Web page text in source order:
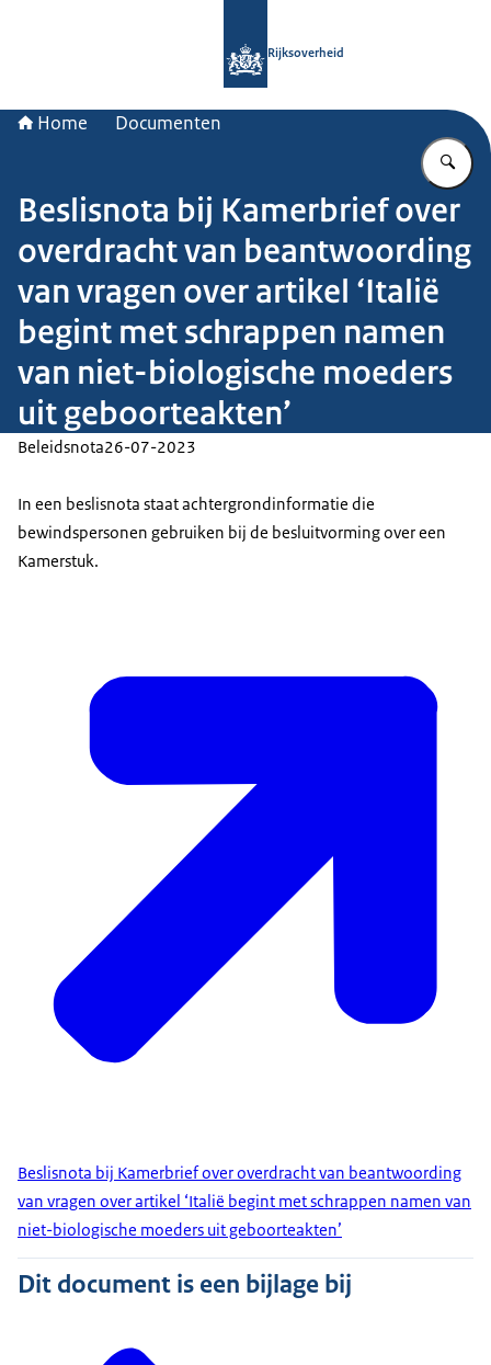
Rijksoverheid
Home Documenten
Beslisnota bij Kamerbrief over
overdracht van beantwoording
van vragen over artikel ‘Italië
begint met schrappen namen
van niet-biologische moeders
uit geboorteakten’
Beleidsnota26-07-2023
In een beslisnota staat achtergrondinformatie die
bewindspersonen gebruiken bij de besluitvorming over een
Kamerstuk.
Beslisnota bij Kamerbrief over overdracht van beantwoording
van vragen over artikel ‘Italië begint met schrappen namen van
niet-biologische moeders uit geboorteakten’
Dit document is een bijlage bij